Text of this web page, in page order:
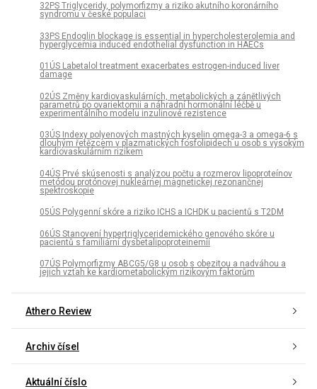
32PS Triglyceridy, polymorfizmy a riziko akutního koronárního
syndromu v české populaci
33PS Endoglin blockage is essential in hypercholesterolemia and
hyperglycemia induced endothelial dysfunction in HAECs
01ÚS Labetalol treatment exacerbates estrogen-induced liver
damage
02ÚS Změny kardiovaskulárních, metabolických a zánětlivých
parametrů po ovariektomii a náhradní hormonální léčbě u
experimentálního modelu inzulinové rezistence
03ÚS Indexy polyenových mastných kyselin omega-3 a omega-6 s
dlouhým řetězcem v plazmatických fosfolipidech u osob s vysokým
kardiovaskulárním rizikem
04ÚS Prvé skúsenosti s analýzou počtu a rozmerov lipoproteínov
metódou protónovej nukleárnej magnetickej rezonančnej
spektroskopie
05ÚS Polygenní skóre a riziko ICHS a ICHDK u pacientů s T2DM
06ÚS Stanovení hypertriglyceridemického genového skóre u
pacientů s familiární dysbetalipoproteinemií
07ÚS Polymorfizmy ABCG5/G8 u osob s obezitou a nadváhou a
jejich vztah ke kardiometabolickým rizikovým faktorům
Athero Review
Archiv čísel
Aktuální číslo